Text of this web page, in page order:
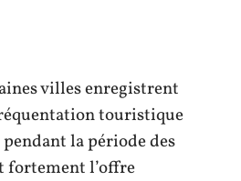
villes enregistrent
touristique
la période des
fortement l’offre